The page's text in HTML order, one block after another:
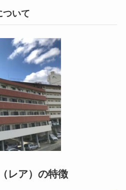
ついて
レア）の特徴